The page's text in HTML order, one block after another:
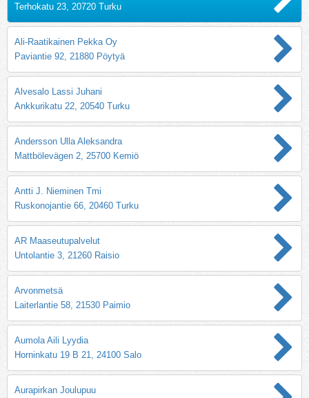
Terhokatu 23, 20720 Turku
Ali-Raatikainen Pekka Oy
Paviantie 92, 21880 Pöytyä
Alvesalo Lassi Juhani
Ankkurikatu 22, 20540 Turku
Andersson Ulla Aleksandra
Mattbölevägen 2, 25700 Kemiö
Antti J. Nieminen Tmi
Ruskonojantie 66, 20460 Turku
AR Maaseutupalvelut
Untolantie 3, 21260 Raisio
Arvonmetsä
Laiterlantie 58, 21530 Paimio
Aumola Aili Lyydia
Horninkatu 19 B 21, 24100 Salo
Aurapirkan Joulupuu